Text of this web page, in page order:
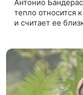
Антонио
тепло относится
и считает ее